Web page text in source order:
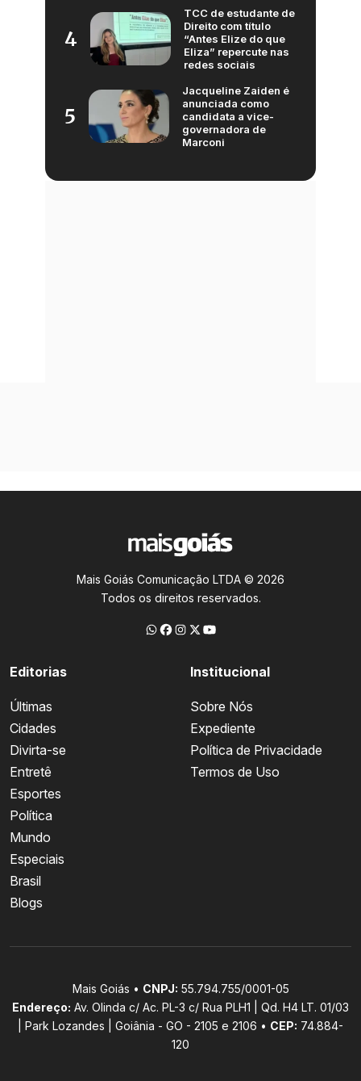
4
TCC de estudante de
Direito com título
“Antes Elize do que
Eliza” repercute nas
redes sociais
5
Jacqueline Zaiden é
anunciada como
candidata a vice-
governadora de
Marconi
Mais Goiás Comunicação LTDA © 2026
Todos os direitos reservados.
Editorias
Últimas
Cidades
Divirta-se
Entretê
Esportes
Política
Mundo
Especiais
Brasil
Blogs
Institucional
Sobre Nós
Expediente
Política de Privacidade
Termos de Uso
Mais Goiás • CNPJ: 55.794.755/0001-05
Endereço: Av. Olinda c/ Ac. PL-3 c/ Rua PLH1 | Qd. H4 LT. 01/03
| Park Lozandes | Goiânia - GO - 2105 e 2106 • CEP: 74.884-
120